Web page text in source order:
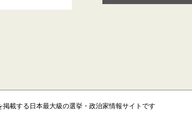
載する日本最大級の選挙・政治家情報サイトです